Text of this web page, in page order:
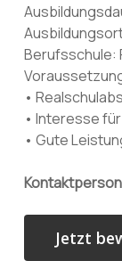
Berufsschule:
•
• Interesse
• Gute